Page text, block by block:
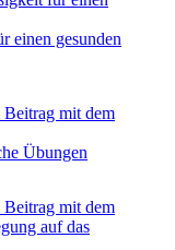
einen gesunden
Übungen